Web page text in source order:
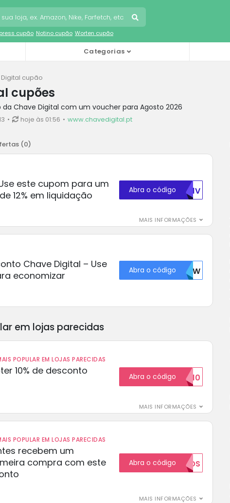
cupão Notino cupão Worten cupão
Categorias
cupão
cupões
Chave Digital com um voucher para Agosto 2026
hoje às 01:56 www.chavedigital.pt
(0)
este cupom para um
12% em liquidação
MAIS INFORMAÇÕES
Abra o código TK1V
Chave Digital – Use
economizar
Abra o código MZIW
em lojas parecidas
POPULAR EM LOJAS PARECIDAS
10% de desconto
MAIS INFORMAÇÕES
Abra o códigoBOM10
POPULAR EM LOJAS PARECIDAS
recebem um
compra com este
MAIS INFORMAÇÕES
Abra o códigoNOVOS